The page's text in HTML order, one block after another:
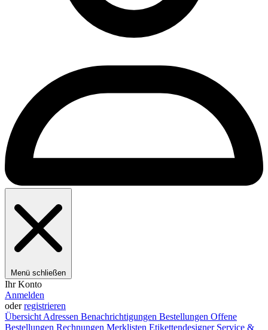
Menü schließen
Ihr Konto
Anmelden
oderregistrieren
Übersicht Adressen Benachrichtigungen Bestellungen Offene
Bestellungen Rechnungen Merklisten Etikettendesigner Service &